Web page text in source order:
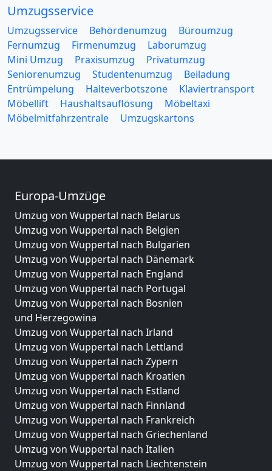
Umzugsservice
Umzugsservice Behördenumzug
Büroumzug
Fernumzug
Firmenumzug
Laborumzug
Mini Umzug
Praxisumzug
Privatumzug
Seniorenumzug
Studentenumzug
Beiladung
Entrümpelung
Halteverbotszone
Klaviertransport
Möbellift
Haushaltsauflösung
Möbeltaxi
Möbelmitfahrzentrale
Umzugskartons
Europa-Umzüge
Umzug von Wuppertal nach Belarus
Umzug von Wuppertal nach Belgien
Umzug von Wuppertal nach Bulgarien
Umzug von Wuppertal nach Dänemark
Umzug von Wuppertal nach England
Umzug von Wuppertal nach Portugal
Umzug von Wuppertal nach Bosnien
und Herzegowina
Umzug von Wuppertal nach Irland
Umzug von Wuppertal nach Lettland
Umzug von Wuppertal nach Zypern
Umzug von Wuppertal nach Kroatien
Umzug von Wuppertal nach Estland
Umzug von Wuppertal nach Finnland
Umzug von Wuppertal nach Frankreich
Umzug von Wuppertal nach Griechenland
Umzug von Wuppertal nach Italien
Umzug von Wuppertal nach Liechtenstein